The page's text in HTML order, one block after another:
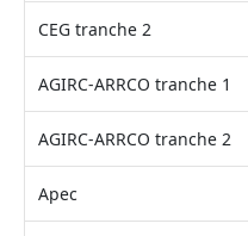
CEG tranche 2
AGIRC-ARRCO tranche 1
AGIRC-ARRCO tranche 2
Apec